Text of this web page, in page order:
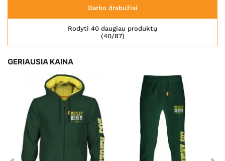
Darbo drabužiai
(40/87)
Rodyti 40 daugiau produktų
GERIAUSIA KAINA